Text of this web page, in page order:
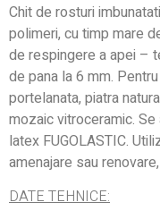
Chit de rosturi
polimeri, cu timp mare
de respingere a apei –
de pana la 6 mm.
portelanata, piatra
mozaic vitroceramic.
latex FUGOLASTIC.
amenajare sau
DATE TEHNICE: